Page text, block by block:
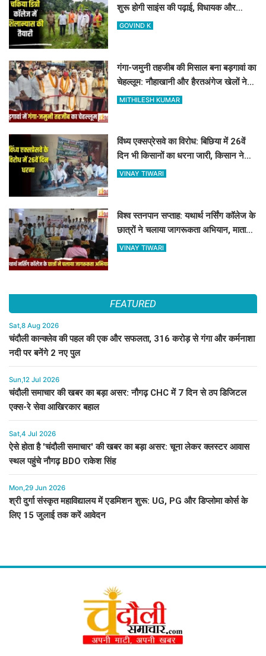
शुरू होगी साइंस की पढ़ाई, विधायक और
जिलाध्यक्ष ने किया शिलान्यास स्थल का दौरा
GOVIND K
गंगा-जमुनी तहजीब की मिसाल बना बड़गावां का
चेहल्लूम: नौहाखानी और हैरतअंगेज खेलों ने
बांधा समां
MITHILESH KUMAR
विंध्य एक्सप्रेसवे का विरोध: बिछिया में 26वें
दिन भी किसानों का धरना जारी, किसान नेता
5 दिनों से नजरबंद
VINAY TIWARI
विश्व स्तनपान सप्ताह: यथार्थ नर्सिंग कॉलेज के
छात्रों ने चलाया जागरूकता अभियान, माताओं
को बताए स्तनपान के लाभ
VINAY TIWARI
FEATURED
Sat,8 Aug 2026
चंदौली कान्क्लेव की पहल की एक और सफलता, 316 करोड़ से गंगा और कर्मनाशा
नदी पर बनेंगे 2 नए पुल
Sun,12 Jul 2026
चंदौली समाचार की खबर का बड़ा असर: नौगढ़ CHC में 7 दिन से ठप डिजिटल
एक्स-रे सेवा आखिरकार बहाल
Sat,4 Jul 2026
ऐसे होता है 'चंदौली समाचार' की खबर का बड़ा असर: चूना लेकर क्लस्टर आवास
स्थल पहुंचे नौगढ़ BDO राकेश सिंह
Mon,29 Jun 2026
श्री दुर्गा संस्कृत महाविद्यालय में एडमिशन शुरू: UG, PG और डिप्लोमा कोर्स के
लिए 15 जुलाई तक करें आवेदन